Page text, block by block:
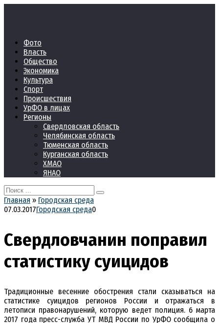
Фото
Власть
Общество
Экономика
Культура
Спорт
Происшествия
УрФО в лицах
Регионы
Свердловская область
Челябинская область
Тюменская область
Курганская область
ХМАО
ЯНАО
Search
for:
Главная » Городская среда
07.03.2017Городская среда0
Свердловчанин поправил
статистику суицидов
Традиционные весенние обострения стали сказываться на
статистике суицидов регионов России и отражаться в
летописи правонарушений, которую ведет полиция. 6 марта
2017 года пресс-служба УТ МВД России по УрФО сообщила о